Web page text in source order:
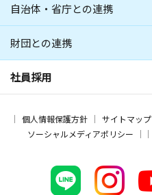
自治体・省庁との連携
財団との連携
社員採用
個人情報保護方針 サイトマップ
ソーシャルメディアポリシー